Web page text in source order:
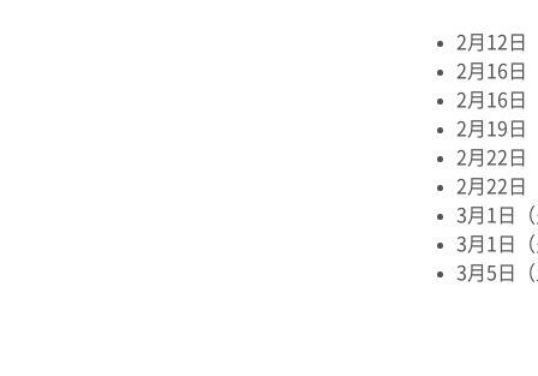
2月12日
2月16日
2月16日
2月19日
2月22日
2月22日
3月1日
3月1日
3月5日